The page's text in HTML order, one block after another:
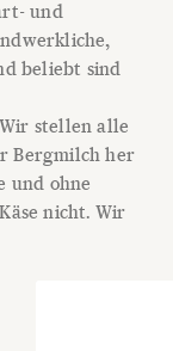
und
beliebt sind
stellen alle
Bergmilch her
und ohne
nicht. Wir